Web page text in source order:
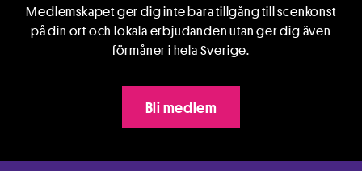
Medlemskapet ger dig inte bara tillgång till scenkonst
på din ort och lokala erbjudanden utan ger dig även
förmåner i hela Sverige.
Bli medlem